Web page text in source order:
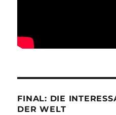
FINAL: DIE
DER WELT